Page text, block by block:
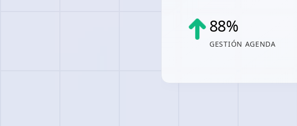
88%
GESTIÓN AGENDA